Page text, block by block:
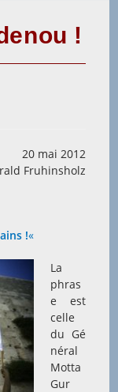
!
20 mai 2012
Fruhinsholz
!«
La
phras
e est
celle
du Gé
néral
Motta
Gur